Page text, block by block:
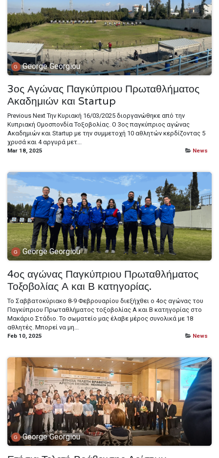
George Georgiou
3ος Αγώνας Παγκύπριου Πρωταθλήματος
Ακαδημιών και Startup
Previous Next Την Κυριακή 16/03/2025 διοργανώθηκε από την
Κυπριακή Ομοσπονδία Τοξοβολίας. Ο 3ος παγκύπριος αγώνας
Ακαδημιών και Startup με την συμμετοχή 10 αθλητών κερδίζοντας 5
χρυσά και 4 αργυρά μετ...
Mar 18, 2025 News
George Georgiou
4ος αγώνας Παγκύπριου Πρωταθλήματος
Τοξοβολίας Α και Β κατηγορίας.
Το Σαββατοκύριακο 8-9 Φεβρουαρίου διεξήχθει ο 4ος αγώνας του
Παγκύπριου Πρωταθλήματος τοξοβολίας Α και Β κατηγορίας στο
Μακάριο Στάδιο. Το σωματείο μας έλαβε μέρος συνολικά με 18
αθλητές. Μπορεί να μη...
Feb 10, 2025 News
George Georgiou